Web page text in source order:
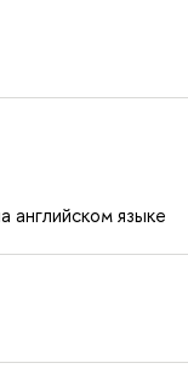
английском языке